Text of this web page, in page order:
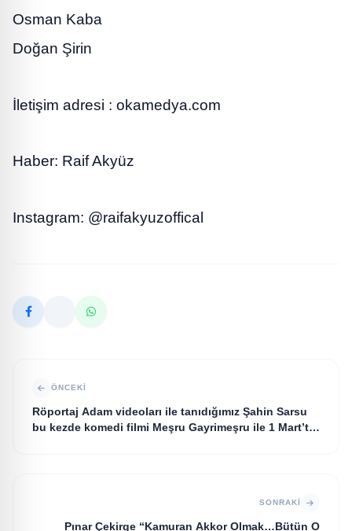
Osman Kaba
Doğan Şirin
İletişim adresi : okamedya.com
Haber: Raif Akyüz
Instagram: @raifakyuzoffical
ÖNCEKI
Röportaj Adam videoları ile tanıdığımız Şahin Sarsu
bu kezde komedi filmi Meşru Gayrimeşru ile 1 Mart’ta
SONRAKI
Pınar Çekirge “Kamuran Akkor Olmak…Bütün O